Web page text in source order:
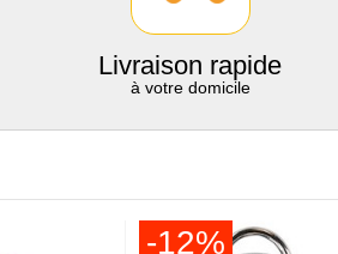
Livraison rapide
à votre domicile
-12%